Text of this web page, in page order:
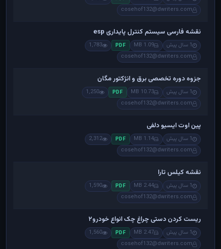
cosehof132@dwriters.com
نقشه فارسی سیستم کنترل پایداری esp
1 سال پیش 1.09 MB
PDF
1,783
cosehof132@dwriters.com
جزوه دوره تخصصی برق و انژکتور مگان
1 سال پیش 10.73 MB
PDF
1,250
cosehof132@dwriters.com
پین اوت ایسیو دلفی
1 سال پیش 1.14 MB
PDF
2,312
cosehof132@dwriters.com
نقشه کیلس تارا
1 سال پیش 2.44 MB
PDF
1,590
cosehof132@dwriters.com
ریست کردن دستی چراغ چک انواع خودرو۲
1 سال پیش 2.47 MB
PDF
1,560
cosehof132@dwriters.com